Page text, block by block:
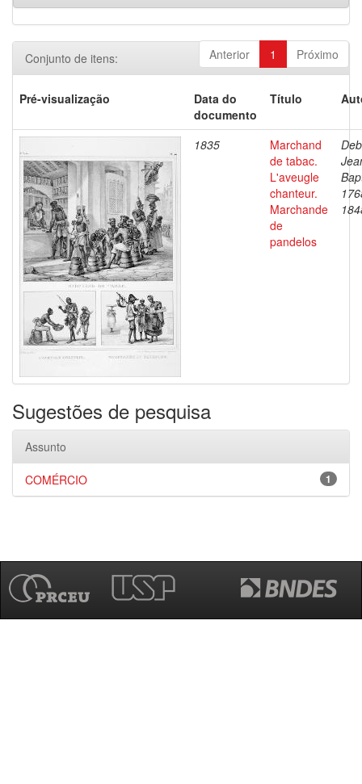
Anterior 1 Próximo
Conjunto de itens:
Pré-visualização
Data do
documento
Título
1835
Marchand
de tabac.
L'aveugle
chanteur.
Marchande
de
pandelos
Sugestões de pesquisa
Assunto
1
COMÉRCIO